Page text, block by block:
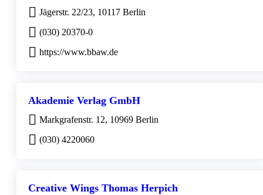
Jägerstr. 22/23, 10117 Berlin
(030) 20370-0
https://www.bbaw.de
Akademie Verlag GmbH
Markgrafenstr. 12, 10969 Berlin
(030) 4220060
Creative Wings Thomas Herpich